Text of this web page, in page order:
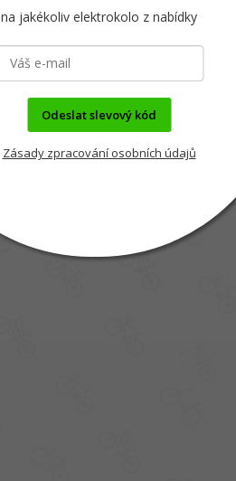
na jakékoliv elektrokolo z nabídky
Odeslat slevový kód
Zásady zpracování osobních údajů